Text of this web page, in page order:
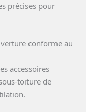
précises pour
conforme au
accessoires
toiture de